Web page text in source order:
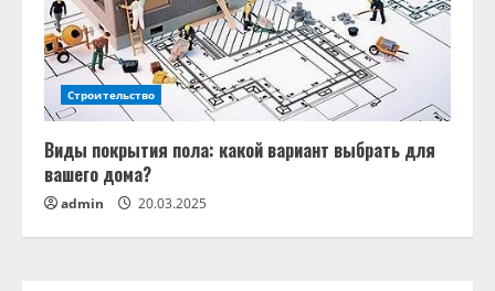
Строительство
Виды покрытия пола: какой вариант выбрать для
вашего дома?
admin 20.03.2025